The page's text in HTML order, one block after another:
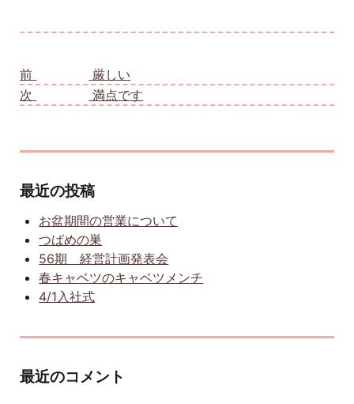
前
厳しい
次
満点です
最近の投稿
お盆期間の営業について
つばめの巣
56期 経営計画発表会
春キャベツのキャベツメンチ
4/1入社式
最近のコメント